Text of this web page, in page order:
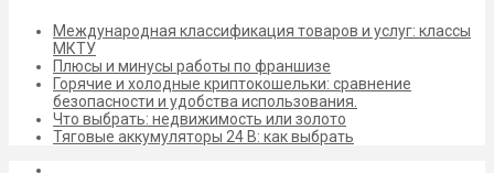
Международная классификация товаров и услуг: классы
МКТУ
Плюсы и минусы работы по франшизе
Горячие и холодные криптокошельки: сравнение
безопасности и удобства использования.
Что выбрать: недвижимость или золото
Тяговые аккумуляторы 24 В: как выбрать